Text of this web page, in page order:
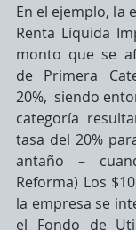
En el ejemplo, la
Renta Líquida
monto que se
de Primera
20%,  siendo
categoría
tasa del 20%
antaño –
Reforma) Los
la empresa se
el Fondo de